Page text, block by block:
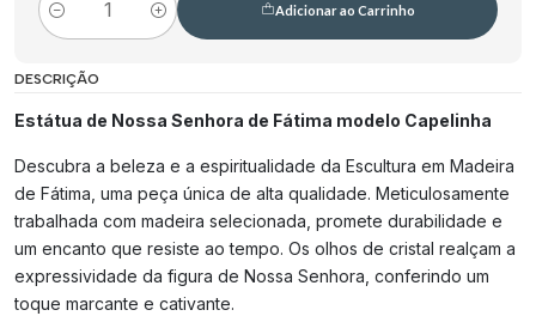
Quantidade
Adicionar ao Carrinho
DESCRIÇÃO
Estátua de Nossa Senhora de Fátima modelo Capelinha
Descubra a beleza e a espiritualidade da Escultura em Madeira
de Fátima, uma peça única de alta qualidade. Meticulosamente
trabalhada com madeira selecionada, promete durabilidade e
um encanto que resiste ao tempo. Os olhos de cristal realçam a
expressividade da figura de Nossa Senhora, conferindo um
toque marcante e cativante.